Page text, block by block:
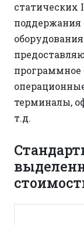
статических
поддержания
программное
терминалы,
т.д.